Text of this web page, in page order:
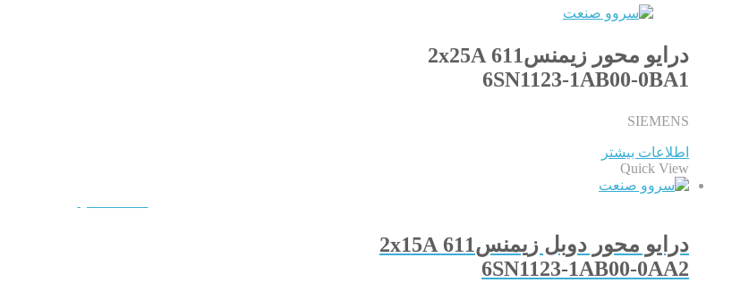
درایو محور زیمنس611 2x25A
6SN1123-1AB00-0BA1
SIEMENS
اطلاعات بیشتر
Quick View
درایو محور دوبل زیمنس611 2x15A
6SN1123-1AB00-0AA2